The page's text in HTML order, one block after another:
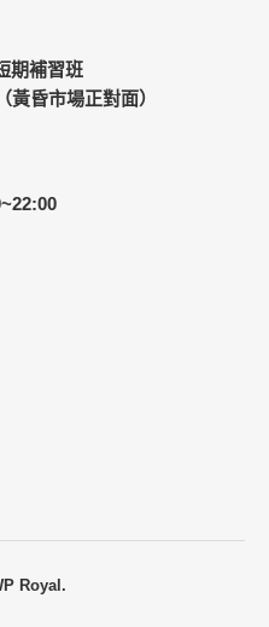
期補習班
昏市場正對面）
Royal .